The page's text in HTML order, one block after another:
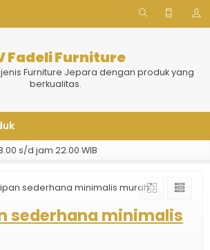
Fadeli Furniture
Furniture Jepara dengan produk yang
berkualitas.
s/d jam 22.00 WIB
sederhana minimalis murah"
sederhana minimalis